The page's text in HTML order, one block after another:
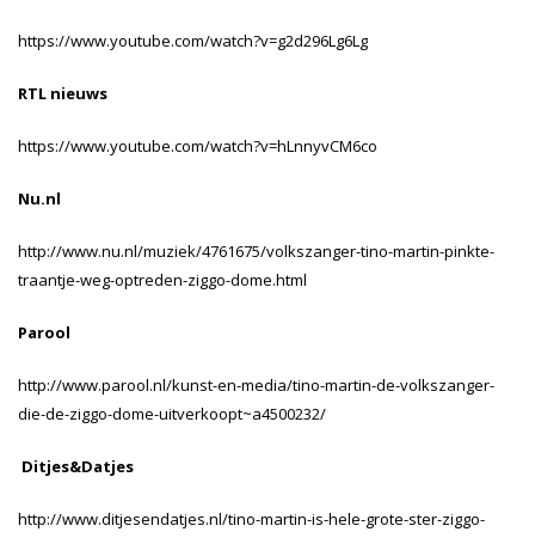
https://www.youtube.com/watch?v=g2d296Lg6Lg
RTL nieuws
https://www.youtube.com/watch?v=hLnnyvCM6co
Nu.nl
http://www.nu.nl/muziek/4761675/volkszanger-tino-martin-pinkte-
traantje-weg-optreden-ziggo-dome.html
Parool
http://www.parool.nl/kunst-en-media/tino-martin-de-volkszanger-
die-de-ziggo-dome-uitverkoopt~a4500232/
Ditjes&Datjes
http://www.ditjesendatjes.nl/tino-martin-is-hele-grote-ster-ziggo-